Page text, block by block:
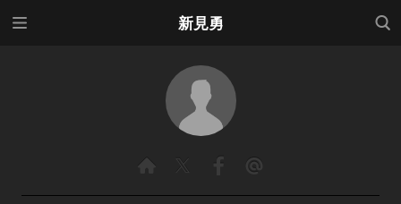
新見勇
検索